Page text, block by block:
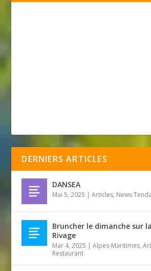
DERNIERS ARTICLES
DANSEA
Mai 5, 2025 |Articles, News
Bruncher le dimanche sur
Rivage
Mar 4, 2025 |Alpes-Maritimes,
Restaurant